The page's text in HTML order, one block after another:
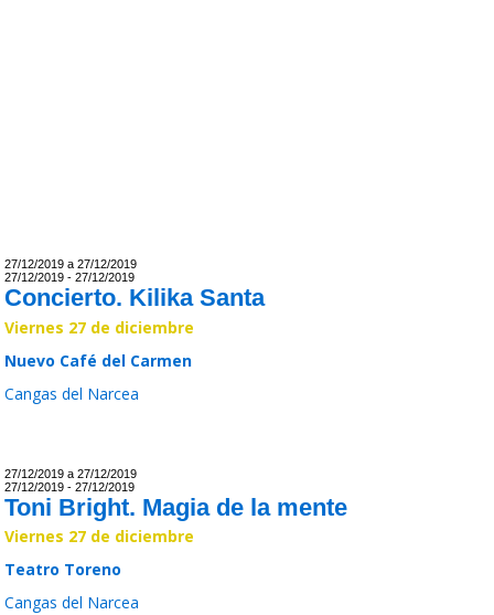
27/12/2019 a 27/12/2019
27/12/2019 - 27/12/2019
Concierto. Kilika Santa
Viernes 27 de diciembre
Nuevo Café del Carmen
Cangas del Narcea
27/12/2019 a 27/12/2019
27/12/2019 - 27/12/2019
Toni Bright. Magia de la mente
Viernes 27 de diciembre
Teatro Toreno
Cangas del Narcea